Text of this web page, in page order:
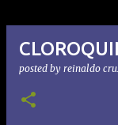
posted by reinaldo